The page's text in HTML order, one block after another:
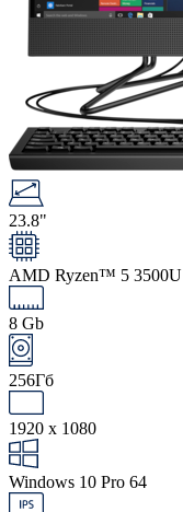
23.8"
AMD Ryzen™ 5 3500U
8 Gb
256Гб
1920 x 1080
Windows 10 Pro 64